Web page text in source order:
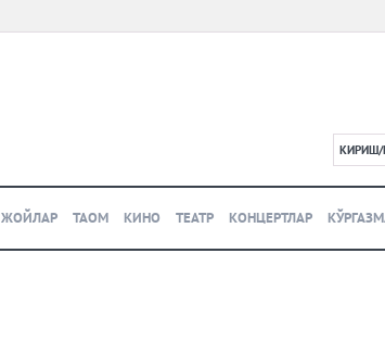
КИРИШ/
ЖОЙЛАР ТАОМ КИНО ТЕАТР КОНЦЕРТЛАР